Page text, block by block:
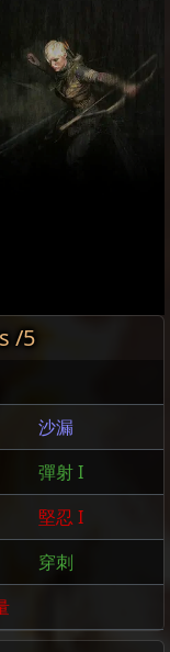
/5
沙漏
彈射 I
堅忍 I
穿刺